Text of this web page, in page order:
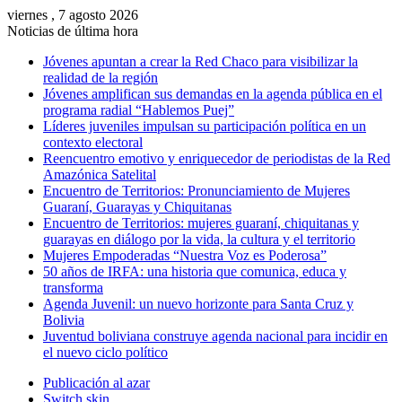
viernes , 7 agosto 2026
Noticias de última hora
Jóvenes apuntan a crear la Red Chaco para visibilizar la
realidad de la región
Jóvenes amplifican sus demandas en la agenda pública en el
programa radial “Hablemos Puej”
Líderes juveniles impulsan su participación política en un
contexto electoral
Reencuentro emotivo y enriquecedor de periodistas de la Red
Amazónica Satelital
Encuentro de Territorios: Pronunciamiento de Mujeres
Guaraní, Guarayas y Chiquitanas
Encuentro de Territorios: mujeres guaraní, chiquitanas y
guarayas en diálogo por la vida, la cultura y el territorio
Mujeres Empoderadas “Nuestra Voz es Poderosa”
50 años de IRFA: una historia que comunica, educa y
transforma
Agenda Juvenil: un nuevo horizonte para Santa Cruz y
Bolivia
Juventud boliviana construye agenda nacional para incidir en
el nuevo ciclo político
Publicación al azar
Switch skin